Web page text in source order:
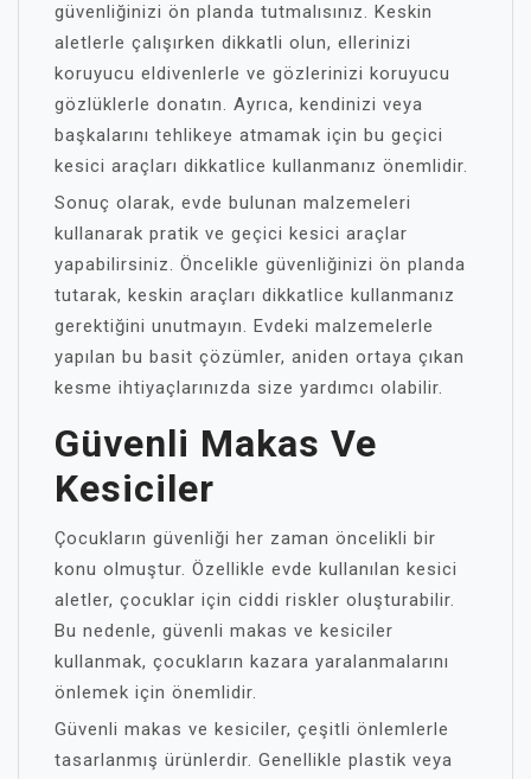
güvenliğinizi ön planda tutmalısınız. Keskin
aletlerle çalışırken dikkatli olun, ellerinizi
koruyucu eldivenlerle ve gözlerinizi koruyucu
gözlüklerle donatın. Ayrıca, kendinizi veya
başkalarını tehlikeye atmamak için bu geçici
kesici araçları dikkatlice kullanmanız önemlidir.
Sonuç olarak, evde bulunan malzemeleri
kullanarak pratik ve geçici kesici araçlar
yapabilirsiniz. Öncelikle güvenliğinizi ön planda
tutarak, keskin araçları dikkatlice kullanmanız
gerektiğini unutmayın. Evdeki malzemelerle
yapılan bu basit çözümler, aniden ortaya çıkan
kesme ihtiyaçlarınızda size yardımcı olabilir.
Güvenli Makas Ve
Kesiciler
Çocukların güvenliği her zaman öncelikli bir
konu olmuştur. Özellikle evde kullanılan kesici
aletler, çocuklar için ciddi riskler oluşturabilir.
Bu nedenle, güvenli makas ve kesiciler
kullanmak, çocukların kazara yaralanmalarını
önlemek için önemlidir.
Güvenli makas ve kesiciler, çeşitli önlemlerle
tasarlanmış ürünlerdir. Genellikle plastik veya